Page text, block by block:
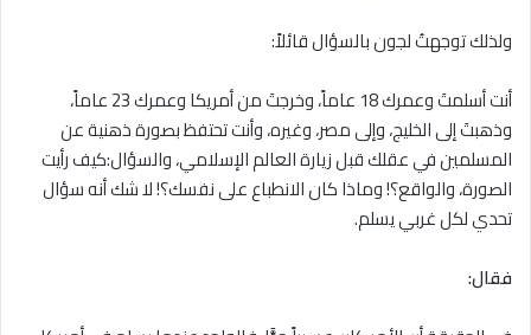
ولذلك توجهتُ لجون بالسؤال قائلاً:
أنت أسلمتَ وعمرك 18 عاماً، وخرجتَ من أمريكا وعمرك 23 عاماً،
وذهبتَ إلى الخليج، وإلى مصر، وغيره، وأنت تحتفظ بصورة ذهنية عن
المسلمين في عقلك قبل زيارة العالم الإسلامي، والسؤال:كيف رأيت
الصورة، والواقع؟! وماذا كان اﻻنطباع على نفسك؟! لا شك أنه سؤال
تحدي لكل غربي يسلم.
فقال: